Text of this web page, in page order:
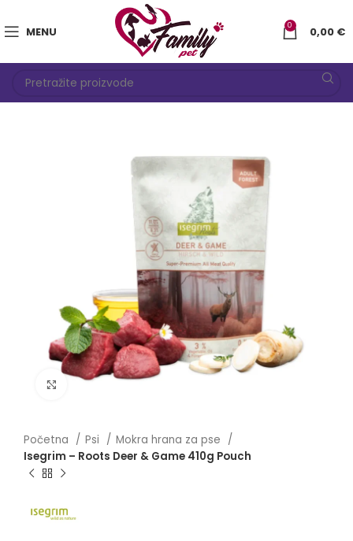
MENU 0 0,00 €
Click to enlarge
Početna Psi
Mokra hrana za pse
Isegrim – Roots Deer & Game 410g Pouch